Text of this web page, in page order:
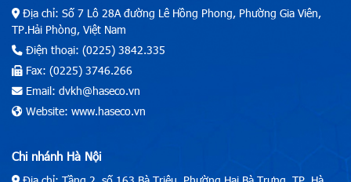
Địa chỉ: Số 7 Lô 28A đường Lê Hồng Phong, Phường Gia Viên,
TP.Hải Phòng, Việt Nam
Điện thoại: (0225) 3842.335
Fax: (0225) 3746.266
Email: dvkh@haseco.vn
Website: www.haseco.vn
Chi nhánh Hà Nội